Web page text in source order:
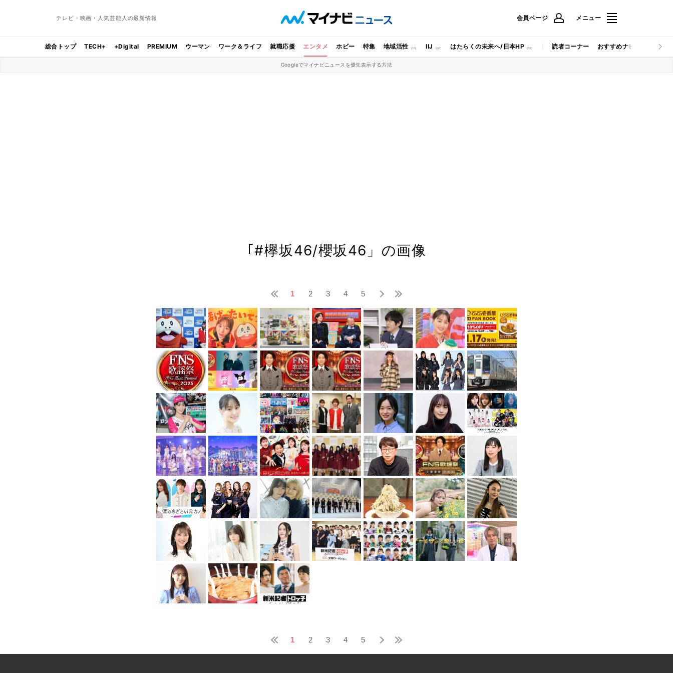
テレビ・映画・人気芸能人の最新情報 会員ページ メニュー
総合トップ TECH+ +Digital PREMIUM ウーマン ワーク＆ライフ 就職応援 エンタメ ホビー 特集 地域活性 IIJ はたらくの未来へ/日本HP 読者コーナー おすすめナビ マイナビ
Googleでマイナビニュースを優先表示する方法
｢#欅坂46/櫻坂46」の画像
1 2 3 4 5
1 2 3 4 5